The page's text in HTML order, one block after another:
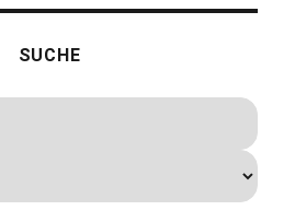
SUCHE